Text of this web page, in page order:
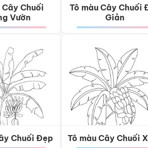
Cây Chuối
Vườn
Tô màu Cây Chuối
Giản
Chuối Đẹp Tô màu Cây Chuối